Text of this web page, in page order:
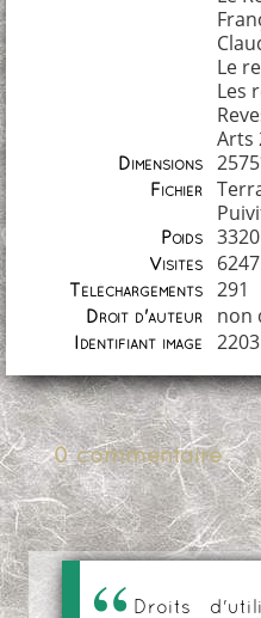
Le
Les
Arts
Dimensions
Fichier
Poids
Visites 6247
Téléchargements 291
Droit d'auteur non
Identifiant image 2203
0 commentaire
Droits